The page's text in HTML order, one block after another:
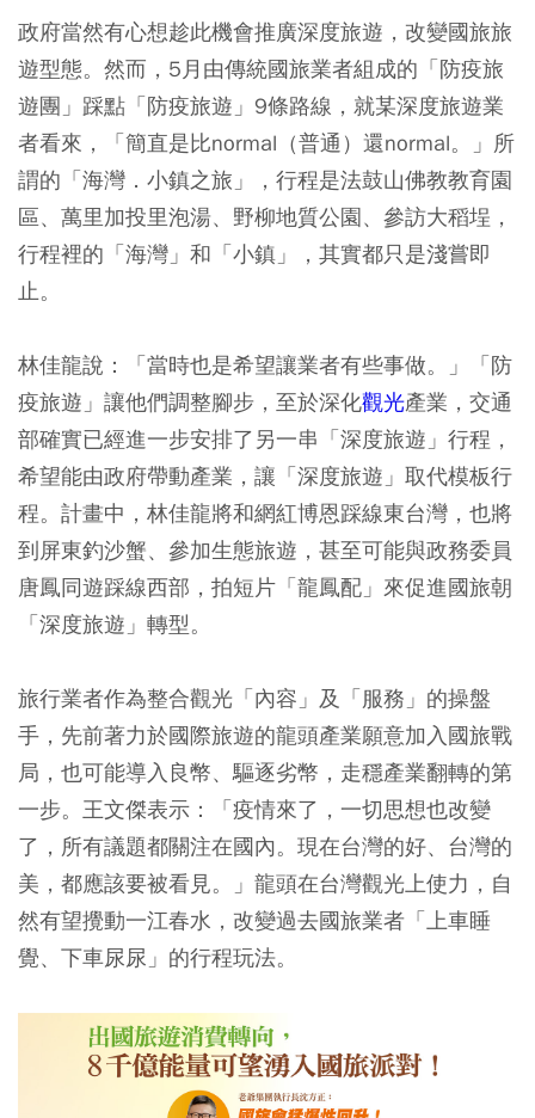
政府當然有心想趁此機會推廣深度旅遊，改變國旅旅
遊型態。然而，5月由傳統國旅業者組成的「防疫旅
遊團」踩點「防疫旅遊」9條路線，就某深度旅遊業
者看來，「簡直是比normal（普通）還normal。」所
謂的「海灣．小鎮之旅」，行程是法鼓山佛教教育園
區、萬里加投里泡湯、野柳地質公園、參訪大稻埕，
行程裡的「海灣」和「小鎮」，其實都只是淺嘗即
止。
林佳龍說：「當時也是希望讓業者有些事做。」「防
疫旅遊」讓他們調整腳步，至於深化觀光產業，交通
部確實已經進一步安排了另一串「深度旅遊」行程，
希望能由政府帶動產業，讓「深度旅遊」取代模板行
程。計畫中，林佳龍將和網紅博恩踩線東台灣，也將
到屏東釣沙蟹、參加生態旅遊，甚至可能與政務委員
唐鳳同遊踩線西部，拍短片「龍鳳配」來促進國旅朝
「深度旅遊」轉型。
旅行業者作為整合觀光「內容」及「服務」的操盤
手，先前著力於國際旅遊的龍頭產業願意加入國旅戰
局，也可能導入良幣、驅逐劣幣，走穩產業翻轉的第
一步。王文傑表示：「疫情來了，一切思想也改變
了，所有議題都關注在國內。現在台灣的好、台灣的
美，都應該要被看見。」龍頭在台灣觀光上使力，自
然有望攪動一江春水，改變過去國旅業者「上車睡
覺、下車尿尿」的行程玩法。